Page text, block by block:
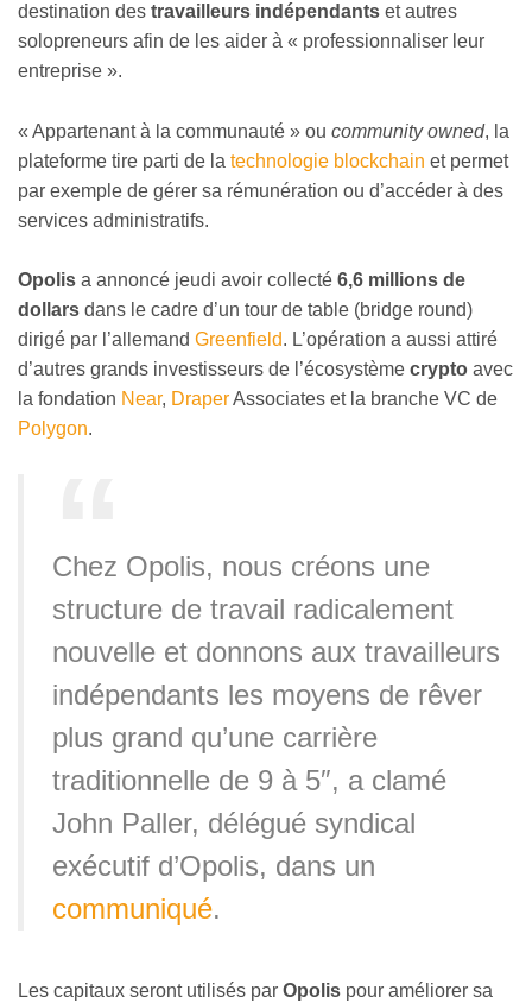
destination des travailleurs indépendants et autres
solopreneurs afin de les aider à « professionnaliser leur
entreprise ».
« Appartenant à la communauté » ou community owned, la
plateforme tire parti de la technologie blockchain et permet
par exemple de gérer sa rémunération ou d’accéder à des
services administratifs.
Opolis a annoncé jeudi avoir collecté 6,6 millions de
dollars dans le cadre d’un tour de table (bridge round)
dirigé par l’allemand Greenfield. L’opération a aussi attiré
d’autres grands investisseurs de l’écosystème crypto avec
la fondation Near, DraperAssociates et la branche VC de
Polygon.
Chez Opolis, nous créons une
structure de travail radicalement
nouvelle et donnons aux travailleurs
indépendants les moyens de rêver
plus grand qu’une carrière
traditionnelle de 9 à 5″, a clamé
John Paller, délégué syndical
exécutif d’Opolis, dans un
communiqué.
Les capitaux seront utilisés par Opolis pour améliorer sa